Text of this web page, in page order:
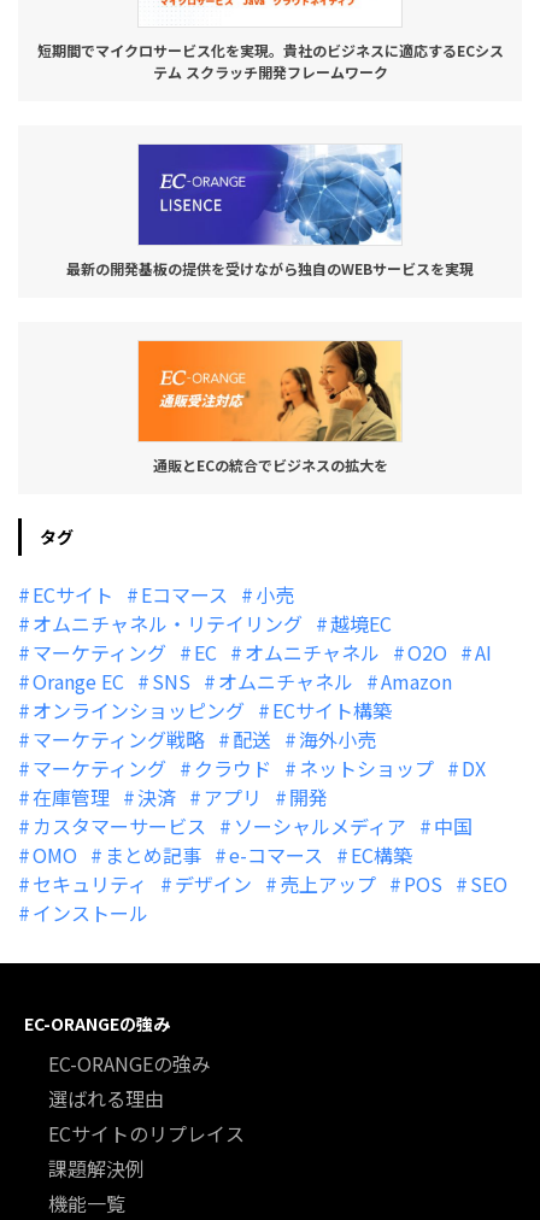
短期間でマイクロサービス化を実現。貴社のビジネスに適応するECシス
テム スクラッチ開発フレームワーク
最新の開発基板の提供を受けながら独自のWEBサービスを実現
通販とECの統合でビジネスの拡大を
タグ
ECサイト Eコマース
小売
オムニチャネル・リテイリング
越境EC
マーケティング
EC オムニチャネル O2O
AI
Orange EC
SNS オムニチャネル
Amazon
オンラインショッピング
ECサイト構築
マーケティング戦略
配送
海外小売
マーケティング
クラウド ネットショップ
DX
在庫管理
決済 アプリ
開発
カスタマーサービス
ソーシャルメディア
中国
OMO
まとめ記事 e-コマース
EC構築
セキュリティ
デザイン 売上アップ POS
SEO
インストール
EC-ORANGEの強み
EC-ORANGEの強み
選ばれる理由
ECサイトのリプレイス
課題解決例
機能一覧